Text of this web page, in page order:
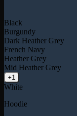
Black
Burgundy
Dark Heather Grey
French Navy
Heather Grey
Mid Heather Grey
+1
White
Hoodie